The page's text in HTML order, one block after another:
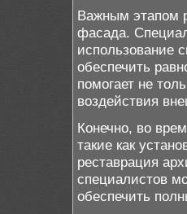
Важным этапом
фасада.
использование
обеспечить
помогает не
воздействия
Конечно, во
такие как
реставрация
специалистов
обеспечить